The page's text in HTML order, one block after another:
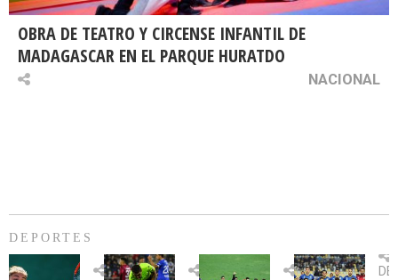
OBRA DE TEATRO Y CIRCENSE INFANTIL DE
MADAGASCAR EN EL PARQUE HURATDO
NACIONAL
DEPORTES
Billie
U.
Copa